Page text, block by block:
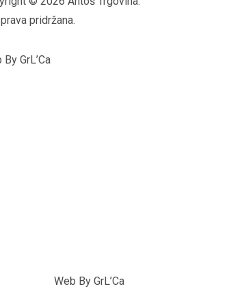
pridržana.
By GrL’Ca
Web By GrL’Ca